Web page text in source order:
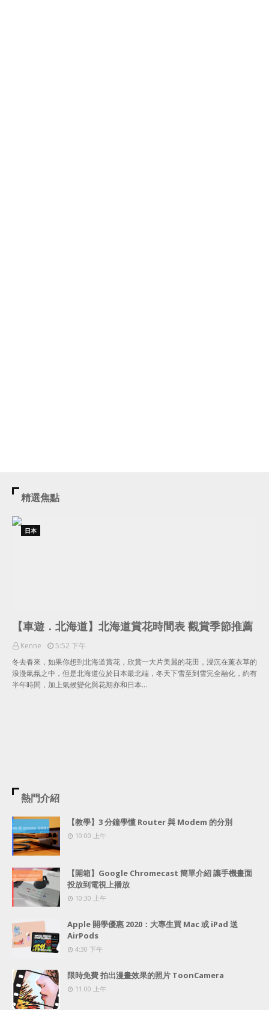
精選焦點
日本
【車遊．北海道】北海道賞花時間表 觀賞季節推薦
Kenne
5:52 下午
冬去春來，如果你想到北海道賞花，欣賞一大片美麗的花田，浸沉在薰衣草的
浪漫氣氛之中，但是北海道位於日本最北端，冬天下雪至到雪完全融化，約有
半年時間，加上氣候變化與花期亦和日本…
熱門介紹
【教學】3 分鐘學懂 Router 與 Modem 的分別
10:00 上午
【開箱】Google Chromecast 簡單介紹 讓手機畫面
投放到電視上播放
10:30 上午
Apple 開學優惠 2020：大專生買 Mac 或 iPad 送
AirPods
4:30 下午
限時免費 拍出漫畫效果的照片 ToonCamera
11:00 上午